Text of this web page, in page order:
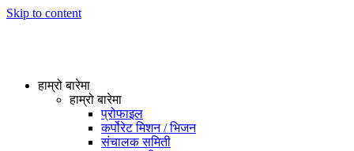
Skip to content
हाम्रो बारेमा
हाम्रो बारेमा
प्रोफाइल
कर्पोरेट मिशन / भिजन
संचालक समिती